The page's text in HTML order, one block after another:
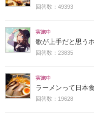
回答数：49393
実施中
歌が上手だと思う
回答数：23835
実施中
ラーメンって日本
回答数：19628